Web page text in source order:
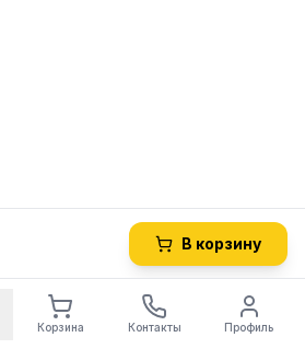
В корзину
Корзина Контакты Профиль